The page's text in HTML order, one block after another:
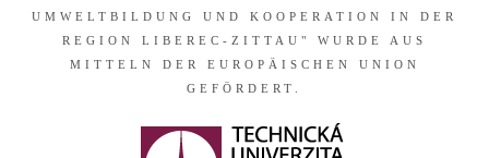
UMWELTBILDUNG UND KOOPERATION IN DER
REGION LIBEREC-ZITTAU" WURDE AUS
MITTELN DER EUROPÄISCHEN UNION
GEFÖRDERT.